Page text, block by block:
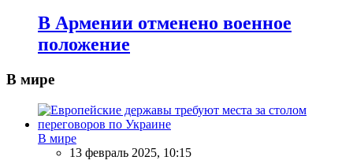
В Армении отменено военное
положение
В мире
В мире
13 февраль 2025, 10:15